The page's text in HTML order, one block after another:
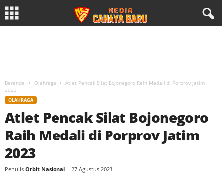
Beranda Olahraga
Atlet Pencak Silat Bojonegoro Raih Medali di Porprov Jatim
2023
OLAHRAGA
Atlet Pencak Silat Bojonegoro
Raih Medali di Porprov Jatim
2023
Penulis Orbit Nasional - 27 Agustus 2023